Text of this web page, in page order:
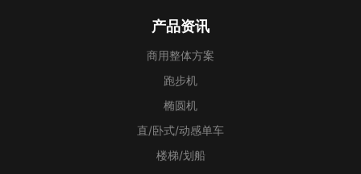
产品资讯
商用整体方案
跑步机
椭圆机
直/卧式/动感单车
楼梯/划船